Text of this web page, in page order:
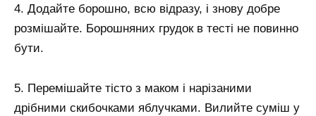
4. Додайте борошно, всю відразу, і знову добре
розмішайте. Борошняних грудок в тесті не повинно
бути.
5. Перемішайте тісто з маком і нарізаними
дрібними скибочками яблучками. Вилийте суміш у